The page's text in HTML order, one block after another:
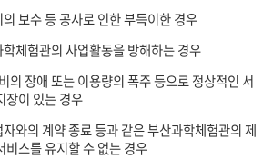
보수 등 공사로 인한 부득이한 경우
체험관의 사업활동을 방해하는 경우
의 장애 또는 이용량의 폭주 등으로 정상적인 서
장이 있는 경우
와의 계약 종료 등과 같은 부산과학체험관의 제
비스를 유지할 수 없는 경우